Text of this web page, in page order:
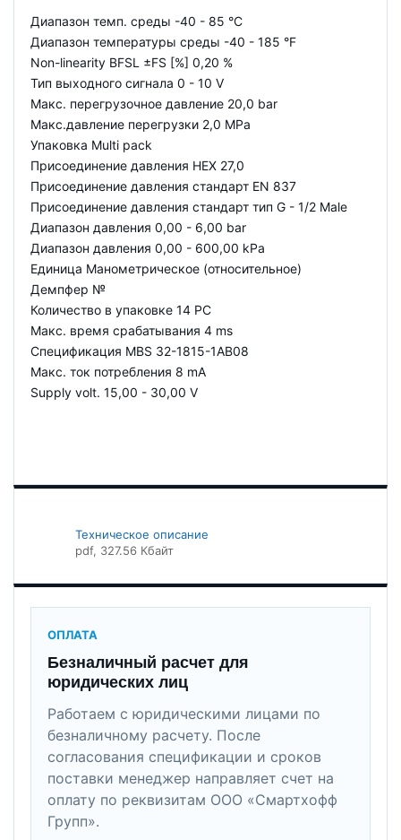
Диапазон темп. среды -40 - 85 °C
Диапазон температуры среды -40 - 185 °F
Non-linearity BFSL ±FS [%] 0,20 %
Тип выходного сигнала 0 - 10 V
Макс. перегрузочное давление 20,0 bar
Макс.давление перегрузки 2,0 MPa
Упаковка Multi pack
Присоединение давления HEX 27,0
Присоединение давления стандарт EN 837
Присоединение давления стандарт тип G - 1/2 Male
Диапазон давления 0,00 - 6,00 bar
Диапазон давления 0,00 - 600,00 kPa
Единица Манометрическое (относительное)
Демпфер №
Количество в упаковке 14 PC
Макс. время срабатывания 4 ms
Спецификация MBS 32-1815-1AB08
Макс. ток потребления 8 mA
Supply volt. 15,00 - 30,00 V
Техническое описание
pdf, 327.56 Кбайт
ОПЛАТА
Безналичный расчет для
юридических лиц
Работаем с юридическими лицами по
безналичному расчету. После
согласования спецификации и сроков
поставки менеджер направляет счет на
оплату по реквизитам ООО «Смартхофф
Групп».